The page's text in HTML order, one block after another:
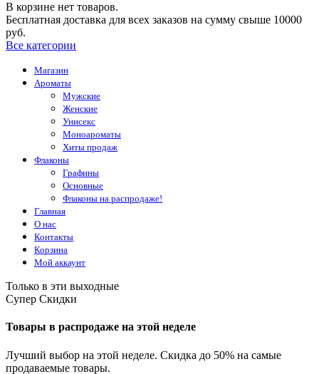
В корзине нет товаров.
Бесплатная доставка для всех заказов на сумму свыше 10000
руб.
Все категории
Магазин
Ароматы
Мужские
Женские
Унисекс
Моноароматы
Хиты продаж
Флаконы
Графины
Основные
Флаконы на распродаже!
Главная
О нас
Контакты
Корзина
Мой аккаунт
Только в эти выходные
Супер Скидки
Товары в распродаже на этой неделе
Лучший выбор на этой неделе. Скидка до 50% на самые
продаваемые товары.